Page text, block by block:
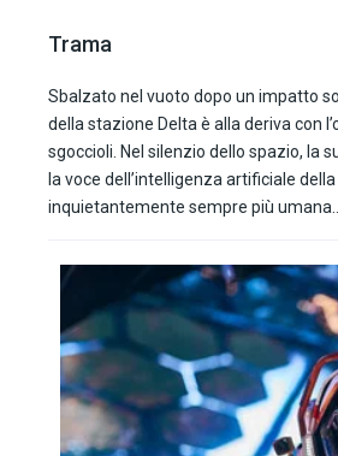
Trama
Sbalzato nel vuoto dopo un impatto
della stazione Delta è alla deriva con
sgoccioli. Nel silenzio dello spazio, la
la voce dell’intelligenza artificiale
inquietantemente sempre più umana…